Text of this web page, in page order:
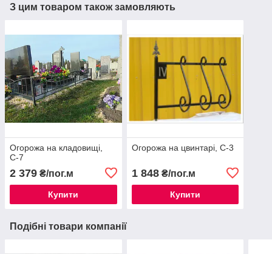
З цим товаром також замовляють
Огорожа на кладовищі,
С-7
2 379 ₴/пог.м
Купити
Огорожа на цвинтарі, С-3
1 848₴/пог.м
Купити
Подібні товари компанії